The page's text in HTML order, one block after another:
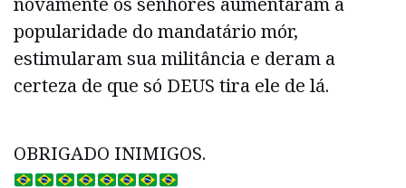
popularidade do mandatário mór,
estimularam sua militância e deram a
certeza de que só DEUS tira ele de lá.
OBRIGADO INIMIGOS.